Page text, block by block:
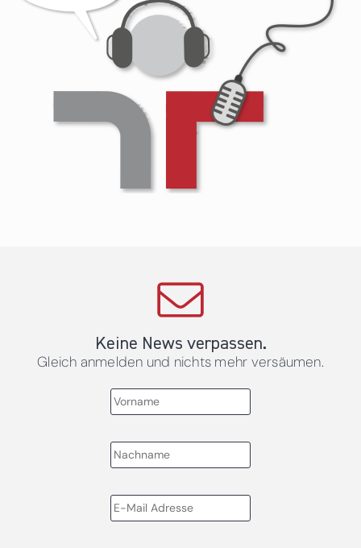
Keine News verpassen.
Gleich anmelden und nichts mehr versäumen.